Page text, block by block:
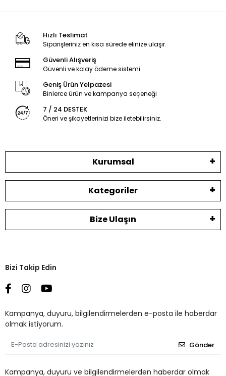
Hızlı Teslimat
Siparişleriniz en kısa sürede elinize ulaşır.
Güvenli Alışveriş
Güvenli ve kolay ödeme sistemi
Geniş Ürün Yelpazesi
Binlerce ürün ve kampanya seçeneği
7 / 24 DESTEK
Öneri ve şikayetlerinizi bize iletebilirsiniz.
Kurumsal
Kategoriler
Bize Ulaşın
Bizi Takip Edin
Kampanya, duyuru, bilgilendirmelerden e-posta ile haberdar
olmak istiyorum.
Gönder
Kampanya, duyuru ve bilgilendirmelerden haberdar olmak